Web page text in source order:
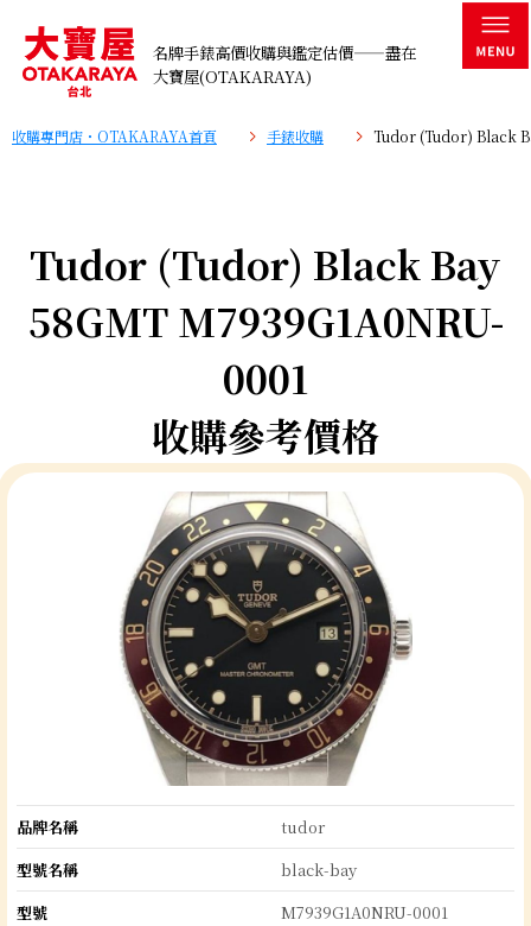
名牌手錶高價收購與鑑定估價——盡在
大寶屋(OTAKARAYA)
收購專門店・OTAKARAYA首頁 手錶收購 Tudor (Tudor) Black
Tudor (Tudor) Black Bay
58GMT M7939G1A0NRU-
0001
收購參考價格
品牌名稱
tudor
型號名稱
black-bay
型號
M7939G1A0NRU-0001